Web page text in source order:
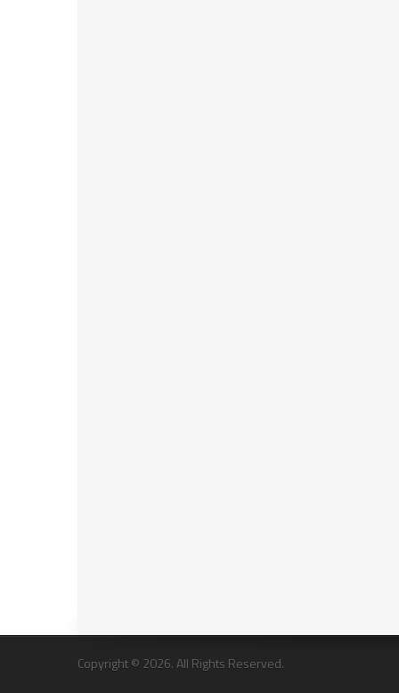
Copyright © 2026. All Rights Reserved.